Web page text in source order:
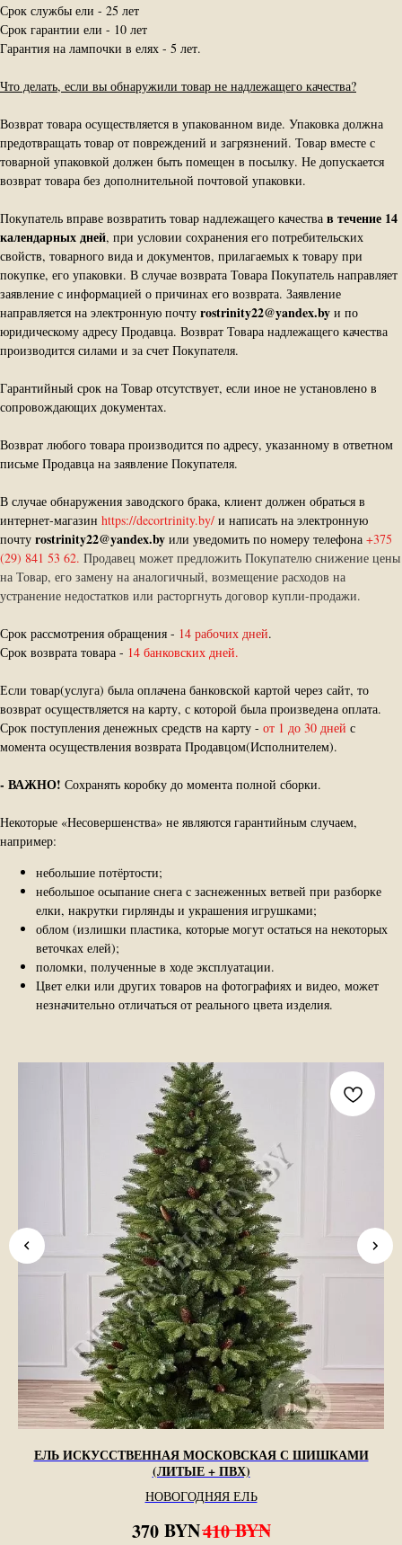
Срок службы ели - 25 лет
Срок гарантии ели - 10 лет
Гарантия на лампочки в елях - 5 лет.
Что делать, если вы обнаружили товар не надлежащего качества?
Возврат товара осуществляется в упакованном виде. Упаковка должна
предотвращать товар от повреждений и загрязнений. Товар вместе с
товарной упаковкой должен быть помещен в посылку. Не допускается
возврат товара без дополнительной почтовой упаковки.
Покупатель вправе возвратить товар надлежащего качества в течение 14
календарных дней, при условии сохранения его потребительских
свойств, товарного вида и документов, прилагаемых к товару при
покупке, его упаковки. В случае возврата Товара Покупатель направляет
заявление с информацией о причинах его возврата. Заявление
направляется на электронную почту rostrinity22@yandex.by и по
юридическому адресу Продавца. Возврат Товара надлежащего качества
производится силами и за счет Покупателя.
Гарантийный срок на Товар отсутствует, если иное не установлено в
сопровождающих документах.
Возврат любого товара производится по адресу, указанному в ответном
письме Продавца на заявление Покупателя.
В случае обнаружения заводского брака, клиент должен обраться в
интернет-магазин https://decortrinity.by/ и написать на электронную
почту rostrinity22@yandex.by или уведомить по номеру телефона +375
(29) 841 53 62. Продавец может предложить Покупателю снижение цены
на Товар, его замену на аналогичный, возмещение расходов на
устранение недостатков или расторгнуть договор купли-продажи.
Срок рассмотрения обращения - 14 рабочих дней.
Срок возврата товара - 14 банковских дней.
Если товар(услуга) была оплачена банковской картой через сайт, то
возврат осуществляется на карту, с которой была произведена оплата.
Срок поступления денежных средств на карту - от 1 до 30 дней с
момента осуществления возврата Продавцом(Исполнителем).
- ВАЖНО! Сохранять коробку до момента полной сборки.
Некоторые «Несовершенства» не являются гарантийным случаем,
например:
небольшие потёртости;
небольшое осыпание снега с заснеженных ветвей при разборке
елки, накрутки гирлянды и украшения игрушками;
облом (излишки пластика, которые могут остаться на некоторых
веточках елей);
поломки, полученные в ходе эксплуатации.
Цвет елки или других товаров на фотографиях и видео, может
незначительно отличаться от реального цвета изделия.
ЕЛЬ ИСКУССТВЕННАЯ МОСКОВСКАЯ С ШИШКАМИ
(ЛИТЫЕ + ПВХ)
НОВОГОДНЯЯ ЕЛЬ
370 BYN410 BYN